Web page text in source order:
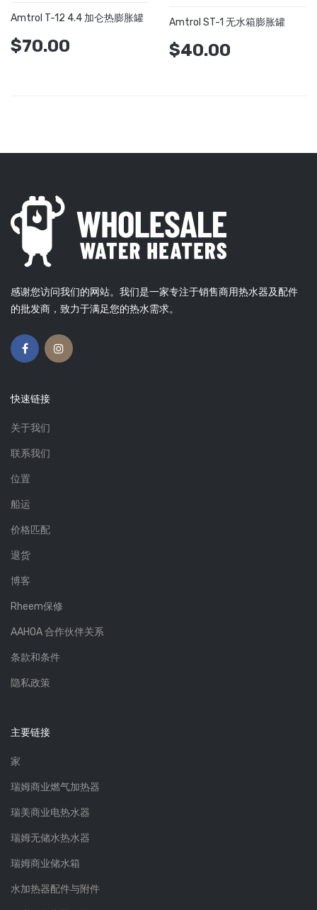
Amtrol T-12 4.4 加仑热膨胀罐
$70.00
Amtrol ST-1 无水箱膨胀罐
$40.00
感谢您访问我们的网站。我们是一家专注于销售商用热水器及配件
的批发商，致力于满足您的热水需求。
快速链接
关于我们
联系我们
位置
船运
价格匹配
退货
博客
Rheem保修
AAHOA 合作伙伴关系
条款和条件
隐私政策
主要链接
家
瑞姆商业燃气加热器
瑞美商业电热水器
瑞姆无储水热水器
瑞姆商业储水箱
水加热器配件与附件